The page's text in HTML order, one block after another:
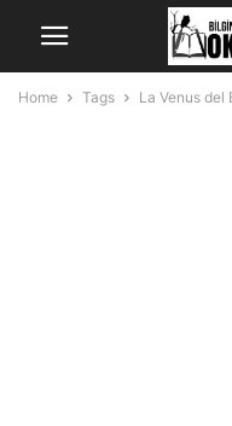
Home Tags La Venus del